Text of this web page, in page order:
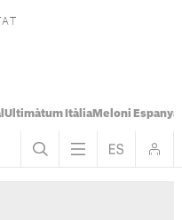
Ultimàtum ItàliaMeloni Espanya